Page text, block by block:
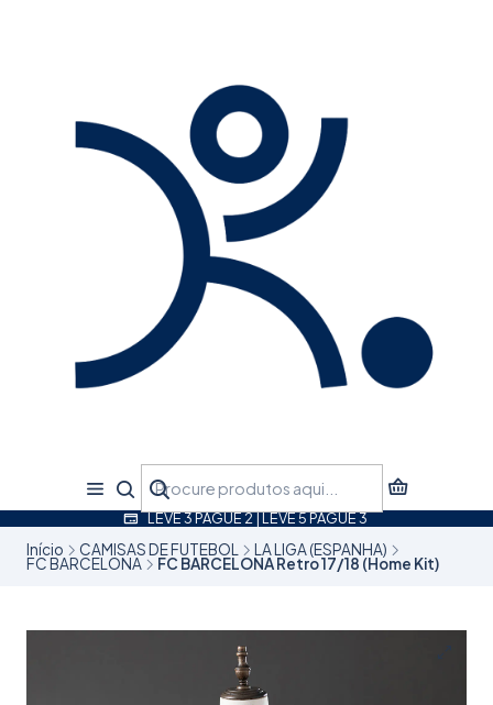
LEVE 3 PAGUE 2 | LEVE 5 PAGUE 3
Início CAMISAS DE FUTEBOL LA LIGA (ESPANHA)
FC BARCELONA FC BARCELONA Retro 17/18 (Home Kit)